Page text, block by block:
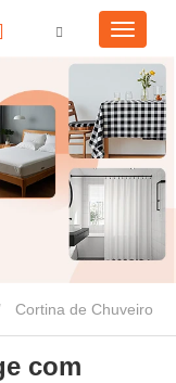
Cortina de Chuveiro
com